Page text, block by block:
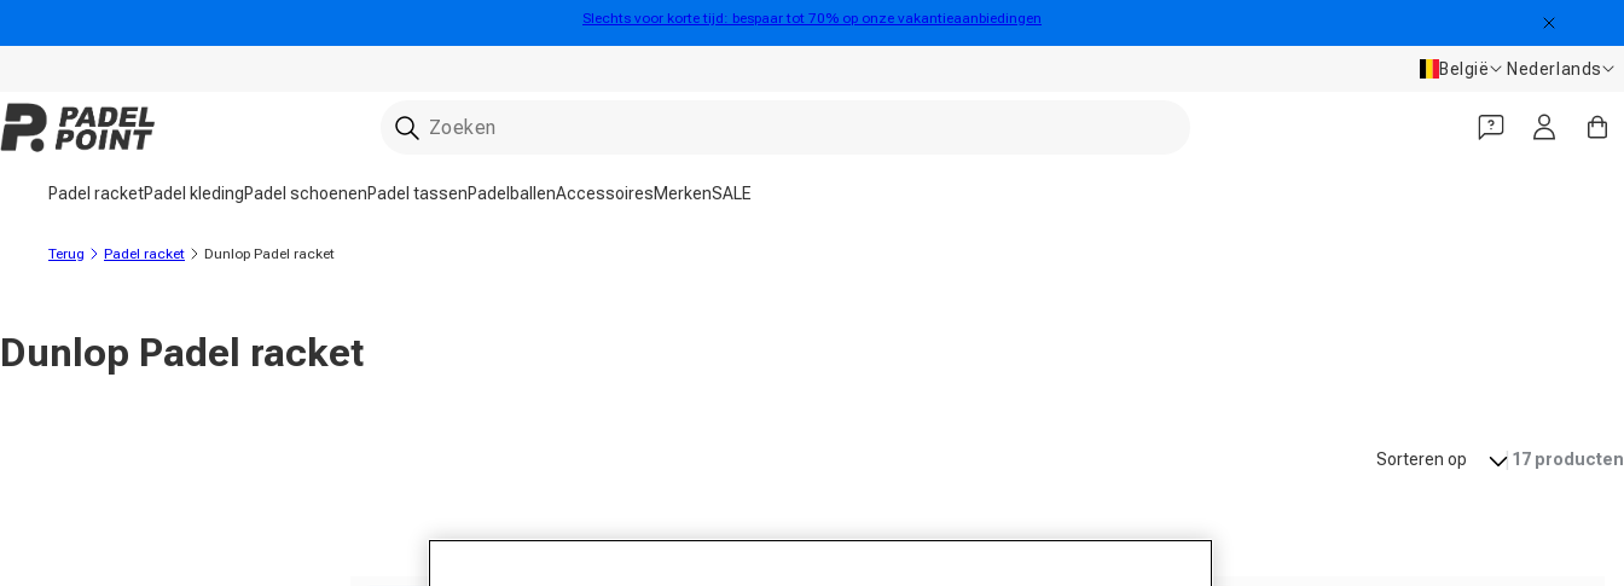
Slechts voor korte tijd: bespaar tot 70% op onze vakantieaanbiedingen
Land/regio
België Taal
Nederlands
Padel racketPadel kledingPadel schoenenPadel tassenPadelballenAccessoiresMerkenSALE
Inloggen
Terug Padel racket Dunlop Padel racket
Dunlop Padel racket
| 17 producten